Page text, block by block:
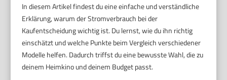
In diesem Artikel findest du eine einfache und verständliche
Erklärung, warum der Stromverbrauch bei der
Kaufentscheidung wichtig ist. Du lernst, wie du ihn richtig
einschätzt und welche Punkte beim Vergleich verschiedener
Modelle helfen. Dadurch triffst du eine bewusste Wahl, die zu
deinem Heimkino und deinem Budget passt.